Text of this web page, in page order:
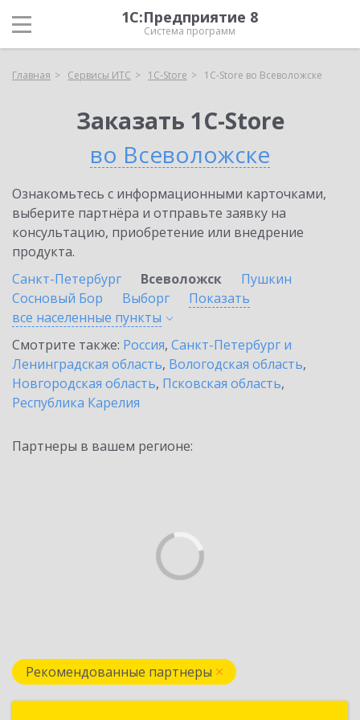
1С:Предприятие 8
Система программ
Главная Сервисы ИТС 1C-Store 1C-Store во Всеволожске
Заказать 1C-Store
во Всеволожске
Ознакомьтесь с информационными карточками,
выберите партнёра и отправьте заявку на
консультацию, приобретение или внедрение
продукта.
Санкт-Петербург
Всеволожск
Пушкин
Сосновый Бор
Выборг
Показать
все населенные пункты
Смотрите также: Россия, Санкт-Петербург и
Ленинградская область, Вологодская область,
Новгородская область, Псковская область,
Республика Карелия
Партнеры в вашем регионе:
Рекомендованные партнеры